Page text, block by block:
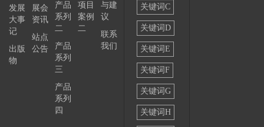
发展
大事
记
出版
物
展会
资讯
站点
公告
产品
系列
二
产品
系列
三
产品
系列
四
项目
案例
二
与建
议
联系
我们
关键词C
关键词D
关键词E
关键词F
关键词G
关键词H